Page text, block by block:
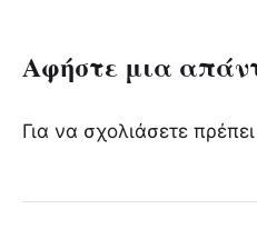
Αφήστε μια
Για να σχολιάσετε